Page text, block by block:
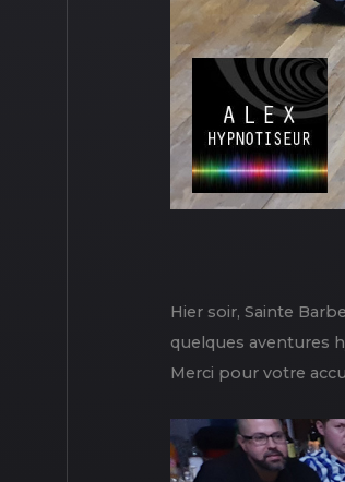
Hier soir, Sainte
quelques aventures
Merci pour votre